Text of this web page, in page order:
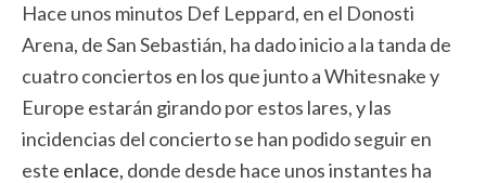
Hace unos minutos Def Leppard, en el Donosti
Arena, de San Sebastián, ha dado inicio a la tanda de
cuatro conciertos en los que junto a Whitesnake y
Europe estarán girando por estos lares, y las
incidencias del concierto se han podido seguir en
este enlace, donde desde hace unos instantes ha